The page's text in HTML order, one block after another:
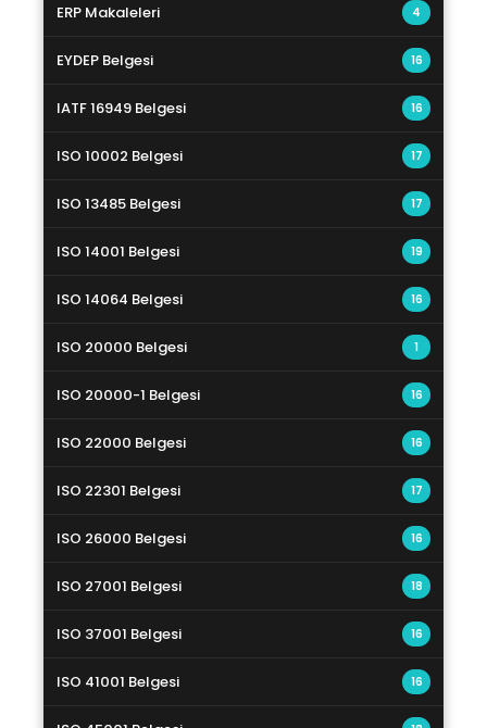
ERP Makaleleri 4
EYDEP Belgesi 16
IATF 16949 Belgesi 16
ISO 10002 Belgesi 17
ISO 13485 Belgesi 17
ISO 14001 Belgesi 19
ISO 14064 Belgesi 16
ISO 20000 Belgesi 1
ISO 20000-1 Belgesi 16
ISO 22000 Belgesi 16
ISO 22301 Belgesi 17
ISO 26000 Belgesi 16
ISO 27001 Belgesi 18
ISO 37001 Belgesi 16
ISO 41001 Belgesi 16